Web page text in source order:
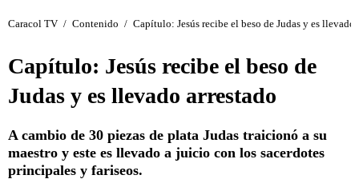
Caracol TV / Contenido / Capítulo: Jesús recibe el beso de Judas y es llevado
Capítulo: Jesús recibe el beso de
Judas y es llevado arrestado
A cambio de 30 piezas de plata Judas traicionó a su
maestro y este es llevado a juicio con los sacerdotes
principales y fariseos.